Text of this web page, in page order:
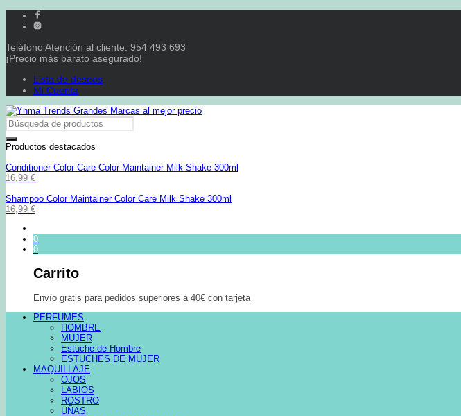
Teléfono Atención al cliente: 954 493 693
¡Precio más barato asegurado!
Lista de deseos
Mi Cuenta
Productos destacados
Conditioner Color Care Color Maintainer Milk Shake 300ml
16,99 €
Shampoo Color Maintainer Color Care Milk Shake 300ml
16,99 €
0
0
Carrito
Envío gratis para pedidos superiores a 40€ con tarjeta
PERFUMES
HOMBRE
MUJER
Estuche de Hombre
ESTUCHES DE MUJER
MAQUILLAJE
OJOS
LABIOS
ROSTRO
UÑAS